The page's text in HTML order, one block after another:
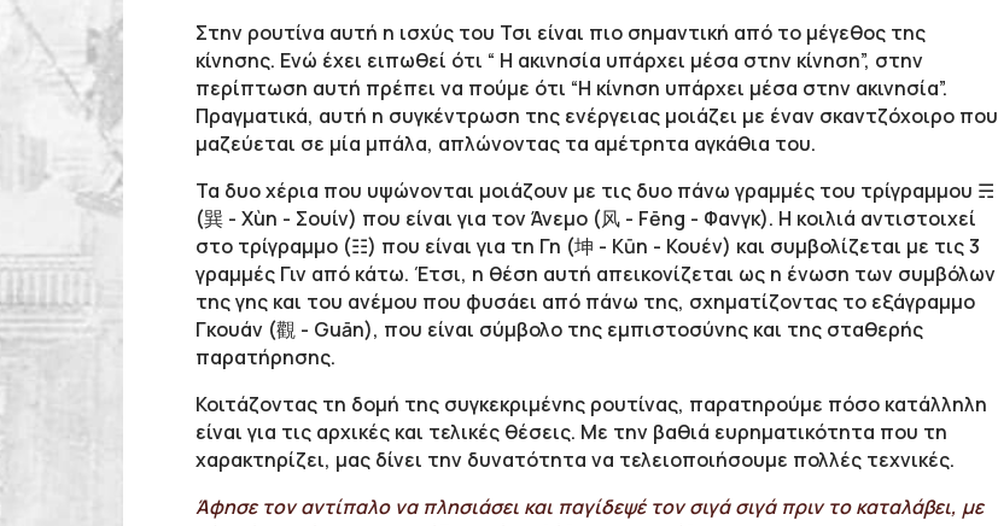
Στην ρουτίνα αυτή η ισχύς του Τσι είναι πιο σημαντική από το μέγεθος της
κίνησης. Ενώ έχει ειπωθεί ότι “ Η ακινησία υπάρχει μέσα στην κίνηση”, στην
περίπτωση αυτή πρέπει να πούμε ότι “Η κίνηση υπάρχει μέσα στην ακινησία”.
Πραγματικά, αυτή η συγκέντρωση της ενέργειας μοιάζει με έναν σκαντζόχοιρο που
μαζεύεται σε μία μπάλα, απλώνοντας τα αμέτρητα αγκάθια του.
Τα δυο χέρια που υψώνονται μοιάζουν με τις δυο πάνω γραμμές του τρίγραμμου ☴
(巽 - Χùn - Σουίν) που είναι για τον Άνεμο (风 - Fēng - Φανγκ). Η κοιλιά αντιστοιχεί
στο τρίγραμμο (☷) που είναι για τη Γη (坤 - Kūn - Κουέν) και συμβολίζεται με τις 3
γραμμές Γιν από κάτω. Έτσι, η θέση αυτή απεικονίζεται ως η ένωση των συμβόλων
της γης και του ανέμου που φυσάει από πάνω της, σχηματίζοντας το εξάγραμμο
Γκουάν (觀 - Guān), που είναι σύμβολο της εμπιστοσύνης και της σταθερής
παρατήρησης.
Κοιτάζοντας τη δομή της συγκεκριμένης ρουτίνας, παρατηρούμε πόσο κατάλληλη
είναι για τις αρχικές και τελικές θέσεις. Με την βαθιά ευρηματικότητα που τη
χαρακτηρίζει, μας δίνει την δυνατότητα να τελειοποιήσουμε πολλές τεχνικές.
Άφησε τον αντίπαλο να πλησιάσει και παγίδεψέ τον σιγά σιγά πριν το καταλάβει, με